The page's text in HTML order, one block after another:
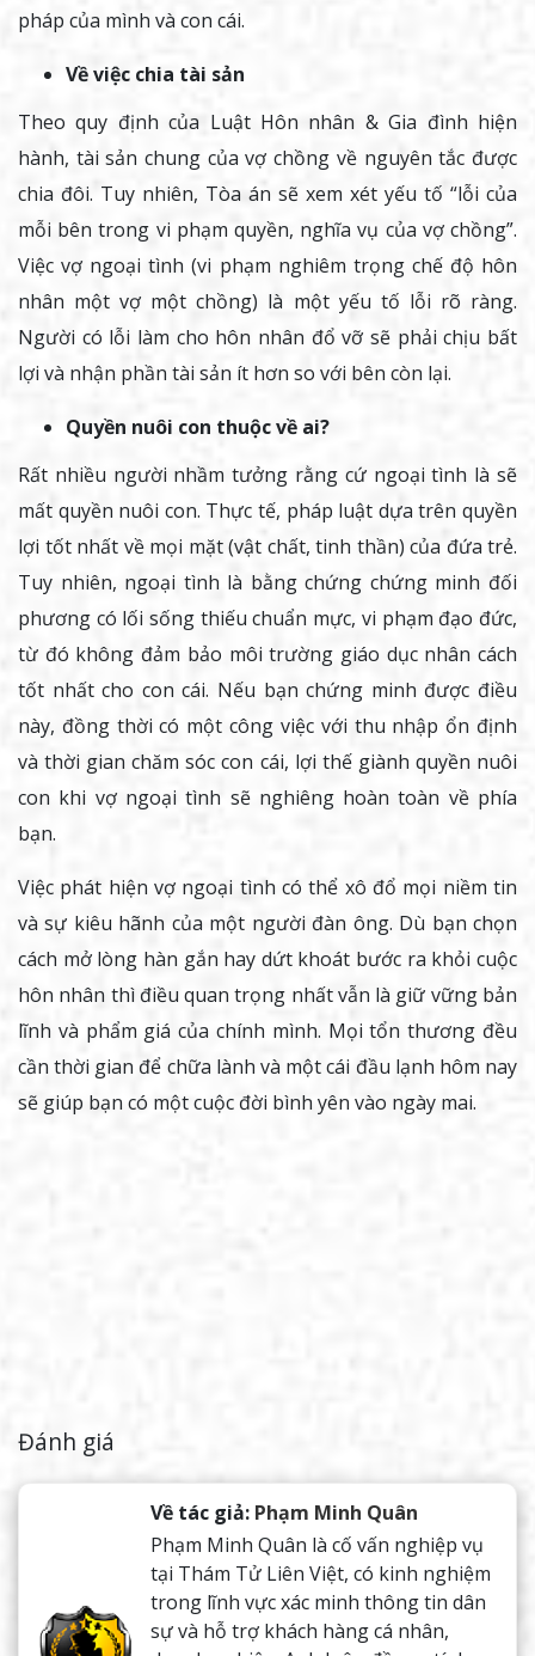
pháp của mình và con cái.
Về việc chia tài sản
Theo quy định của Luật Hôn nhân & Gia đình hiện
hành, tài sản chung của vợ chồng về nguyên tắc được
chia đôi. Tuy nhiên, Tòa án sẽ xem xét yếu tố “lỗi của
mỗi bên trong vi phạm quyền, nghĩa vụ của vợ chồng”.
Việc vợ ngoại tình (vi phạm nghiêm trọng chế độ hôn
nhân một vợ một chồng) là một yếu tố lỗi rõ ràng.
Người có lỗi làm cho hôn nhân đổ vỡ sẽ phải chịu bất
lợi và nhận phần tài sản ít hơn so với bên còn lại.
Quyền nuôi con thuộc về ai?
Rất nhiều người nhầm tưởng rằng cứ ngoại tình là sẽ
mất quyền nuôi con. Thực tế, pháp luật dựa trên quyền
lợi tốt nhất về mọi mặt (vật chất, tinh thần) của đứa trẻ.
Tuy nhiên, ngoại tình là bằng chứng chứng minh đối
phương có lối sống thiếu chuẩn mực, vi phạm đạo đức,
từ đó không đảm bảo môi trường giáo dục nhân cách
tốt nhất cho con cái. Nếu bạn chứng minh được điều
này, đồng thời có một công việc với thu nhập ổn định
và thời gian chăm sóc con cái, lợi thế giành quyền nuôi
con khi vợ ngoại tình sẽ nghiêng hoàn toàn về phía
bạn.
Việc phát hiện vợ ngoại tình có thể xô đổ mọi niềm tin
và sự kiêu hãnh của một người đàn ông. Dù bạn chọn
cách mở lòng hàn gắn hay dứt khoát bước ra khỏi cuộc
hôn nhân thì điều quan trọng nhất vẫn là giữ vững bản
lĩnh và phẩm giá của chính mình. Mọi tổn thương đều
cần thời gian để chữa lành và một cái đầu lạnh hôm nay
sẽ giúp bạn có một cuộc đời bình yên vào ngày mai.
Đánh giá
Về tác giả: Phạm Minh Quân
Phạm Minh Quân là cố vấn nghiệp vụ
tại Thám Tử Liên Việt, có kinh nghiệm
trong lĩnh vực xác minh thông tin dân
sự và hỗ trợ khách hàng cá nhân,